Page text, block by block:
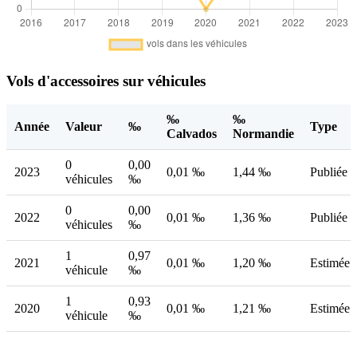
Vols d'accessoires sur véhicules
Année Valeur ‰
‰
Calvados
‰
Normandie
Type
2023
0
véhicules
0,00
‰
0,01 ‰ 1,44 ‰ Publiée
2022
0
véhicules
0,00
‰
0,01 ‰ 1,36 ‰ Publiée
2021
1
véhicule
0,97
‰
0,01 ‰ 1,20 ‰ Estimée
2020
1
véhicule
0,93
‰
0,01 ‰ 1,21 ‰ Estimée